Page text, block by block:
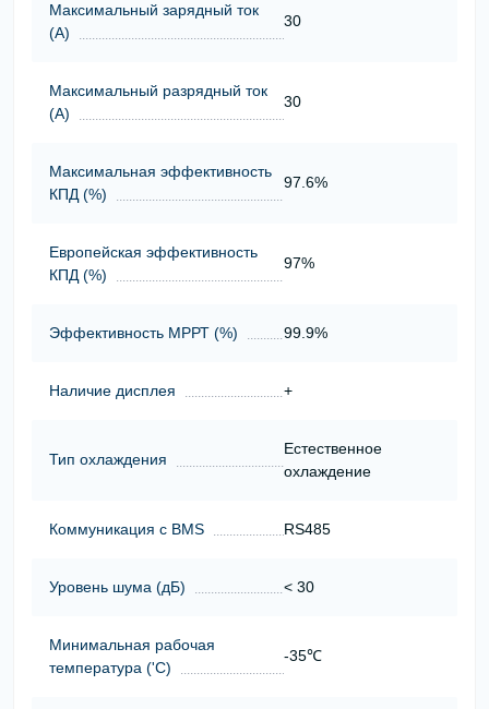
Максимальный зарядный ток
(А)
30
Максимальный разрядный ток
(А)
30
Максимальная эффективность
КПД (%)
97.6%
Европейская эффективность
КПД (%)
97%
Эффективность МРРТ (%) 99.9%
Наличие дисплея +
Тип охлаждения
Естественное
охлаждение
Коммуникация с BMS RS485
Уровень шума (дБ) < 30
Минимальная рабочая
температура ('С)
-35℃